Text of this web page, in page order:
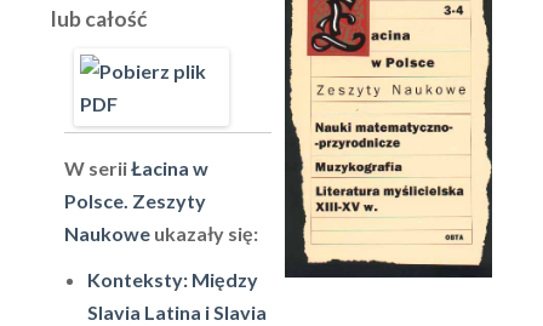
lub całość
W seriiŁacina w
Polsce. Zeszyty
Naukowe ukazały się:
Konteksty: Między
Slavia Latina i Slavia